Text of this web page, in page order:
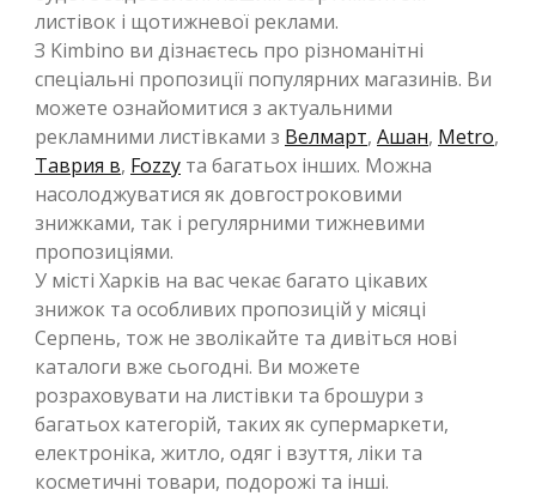
листівок і щотижневої реклами.
З Kimbino ви дізнаєтесь про різноманітні
спеціальні пропозиції популярних магазинів. Ви
можете ознайомитися з актуальними
рекламними листівками з Велмарт, Ашан, Metro,
Таврия в, Fozzy та багатьох інших. Можна
насолоджуватися як довгостроковими
знижками, так і регулярними тижневими
пропозиціями.
У місті Харків на вас чекає багато цікавих
знижок та особливих пропозицій у місяці
Серпень, тож не зволікайте та дивіться нові
каталоги вже сьогодні. Ви можете
розраховувати на листівки та брошури з
багатьох категорій, таких як супермаркети,
електроніка, житло, одяг і взуття, ліки та
косметичні товари, подорожі та інші.